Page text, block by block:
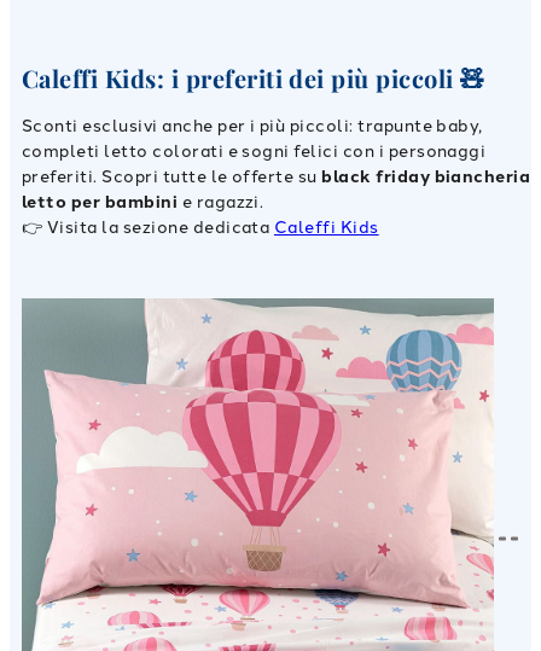
Caleffi Kids: i preferiti dei più piccoli 🧸
Sconti esclusivi anche per i più piccoli: trapunte baby,
completi letto colorati e sogni felici con i personaggi
preferiti. Scopri tutte le offerte su black friday biancheria
letto per bambini e ragazzi.
👉 Visita la sezione dedicata Caleffi Kids